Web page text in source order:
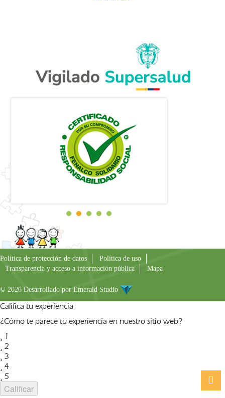
Política de protección de datos
Política de uso
Transparencia y acceso a información pública
Mapa
© 2026 Desarrollado por Emerald Studio
Califica tu experiencia
¿Cómo te parece tu experiencia en nuestro sitio web?
1
2
3
4
5
Calificar